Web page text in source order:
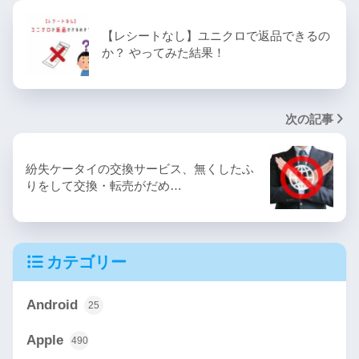
【レシートなし】ユニクロで返品できるの
か？ やってみた結果！
次の記事
紛失ケータイの交換サービス、無くしたふ
りをして交換・転売がだめ…
カテゴリー
Android 25
Apple 490